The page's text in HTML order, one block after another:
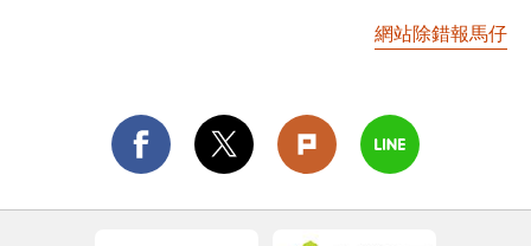
網站除錯報馬仔